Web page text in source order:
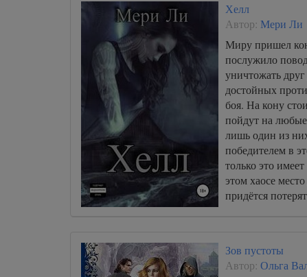
Хелл
Автор: Мери Ли
Миру пришел
послужило
уничтожать
достойных
боя. На кону
пойдут на
лишь один из
победителем в
только это
этом хаосе
придётся
Зов пустоты
Автор: Ольга